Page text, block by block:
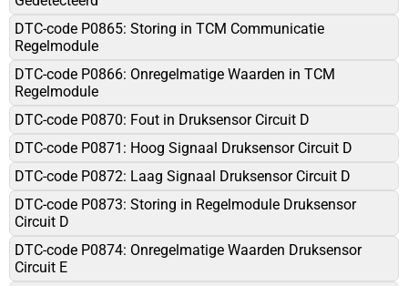
DTC-code P0865: Storing in TCM Communicatie
Regelmodule
DTC-code P0866: Onregelmatige Waarden in TCM
Regelmodule
DTC-code P0870: Fout in Druksensor Circuit D
DTC-code P0871: Hoog Signaal Druksensor Circuit D
DTC-code P0872: Laag Signaal Druksensor Circuit D
DTC-code P0873: Storing in Regelmodule Druksensor
Circuit D
DTC-code P0874: Onregelmatige Waarden Druksensor
Circuit E